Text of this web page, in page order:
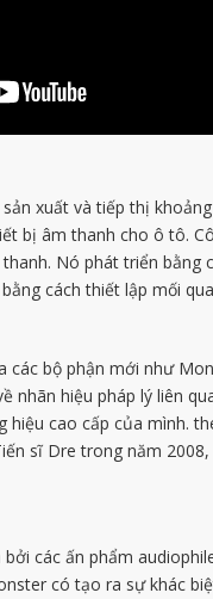
xuất và tiếp thị
bị âm thanh cho ô tô.
Nó phát triển
cách thiết lập mối
các bộ phận mới như
nhãn hiệu pháp lý liên
hiệu cao cấp của mình.
sĩ Dre trong năm
các ấn phẩm
có tạo ra sự khác